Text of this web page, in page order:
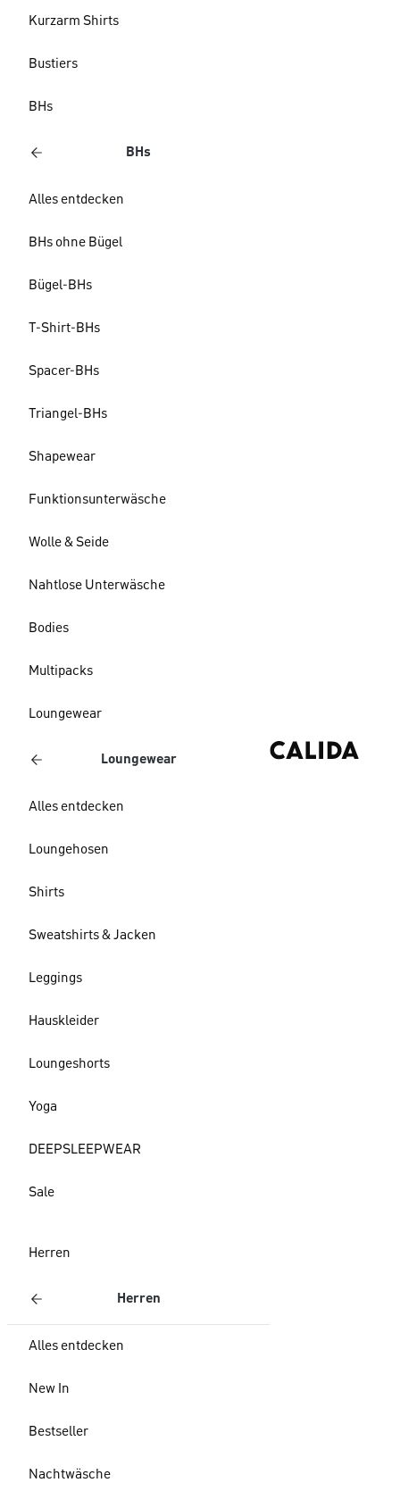
Kurzarm Shirts
Bustiers
BHs
BHs
Alles entdecken
BHs ohne Bügel
Bügel-BHs
T-Shirt-BHs
Spacer-BHs
Triangel-BHs
Shapewear
Funktionsunterwäsche
Wolle & Seide
Nahtlose Unterwäsche
Bodies
Multipacks
Loungewear
Loungewear
Alles entdecken
Loungehosen
Shirts
Sweatshirts & Jacken
Leggings
Hauskleider
Loungeshorts
Yoga
DEEPSLEEPWEAR
Sale
Herren
Herren
Alles entdecken
New In
Bestseller
Nachtwäsche